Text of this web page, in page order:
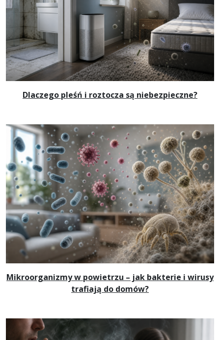
Dlaczego pleśń i roztocza są niebezpieczne?
Mikroorganizmy w powietrzu – jak bakterie i wirusy
trafiają do domów?